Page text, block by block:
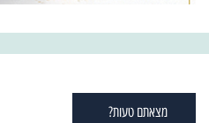
מצאתם טעות?